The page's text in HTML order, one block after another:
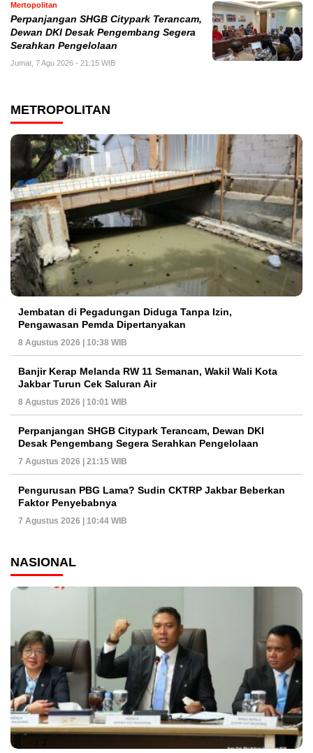
Mertopolitan
Perpanjangan SHGB Citypark Terancam,
Dewan DKI Desak Pengembang Segera
Serahkan Pengelolaan
Jumat, 7 Agu 2026 - 21:15 WIB
METROPOLITAN
Jembatan di Pegadungan Diduga Tanpa Izin,
Pengawasan Pemda Dipertanyakan
8 Agustus 2026 | 10:38 WIB
Banjir Kerap Melanda RW 11 Semanan, Wakil Wali Kota
Jakbar Turun Cek Saluran Air
8 Agustus 2026 | 10:01 WIB
Perpanjangan SHGB Citypark Terancam, Dewan DKI
Desak Pengembang Segera Serahkan Pengelolaan
7 Agustus 2026 | 21:15 WIB
Pengurusan PBG Lama? Sudin CKTRP Jakbar Beberkan
Faktor Penyebabnya
7 Agustus 2026 | 10:44 WIB
NASIONAL